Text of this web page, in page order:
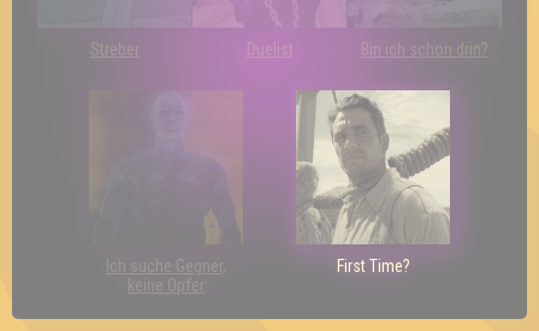
Streber Duelist Bin ich schon drin?
Ich suche Gegner,
keine Opfer
First Time?